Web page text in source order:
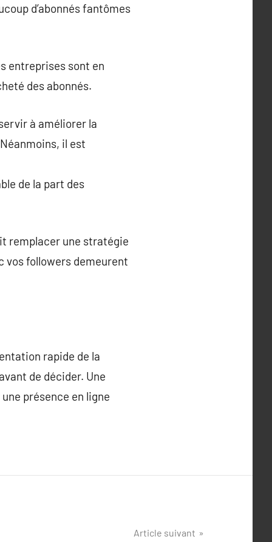
d’abonnés fantômes
entreprises sont en
des abonnés.
à améliorer la
il est
de la part des
remplacer une stratégie
vos followers demeurent
rapide de la
de décider. Une
présence en ligne
Article suivant